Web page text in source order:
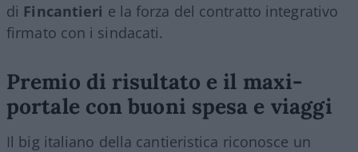
di Fincantieri e la forza del contratto integrativo
firmato con i sindacati.
Premio di risultato e il maxi-
portale con buoni spesa e viaggi
Il big italiano della cantieristica riconosce un